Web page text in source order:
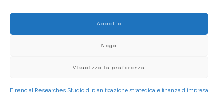
Accetta
Nega
Visualizza le preferenze
Financial Researches Studio di pianificazione strategica e finanza d’impresa
Cookie Policy EN